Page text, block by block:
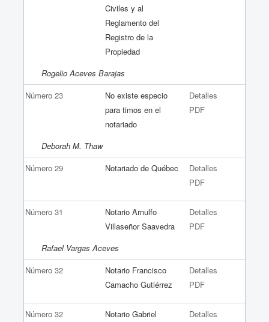
Civiles y al
Reglamento del
Registro de la
Propiedad
Rogelio Aceves Barajas
Número 23
No existe especio
para timos en el
notariado
Detalles
PDF
Deborah M. Thaw
Número 29
Notariado de Québec
Detalles
PDF
Número 31
Notario Arnulfo
Villaseñor Saavedra
Detalles
PDF
Rafael Vargas Aceves
Número 32
Notario Francisco
Camacho Gutiérrez
Detalles
PDF
Número 32
Notario Gabriel
Detalles